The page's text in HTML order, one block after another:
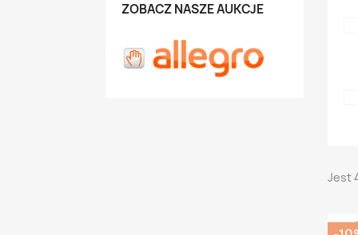
ZOBACZ NASZE AUKCJE
Jest